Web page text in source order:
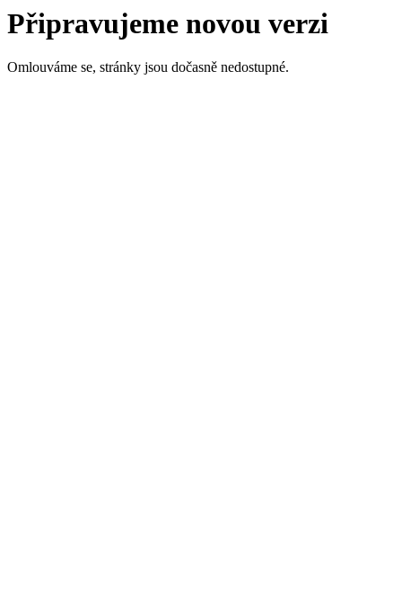
Připravujeme novou verzi
Omlouváme se, stránky jsou dočasně nedostupné.